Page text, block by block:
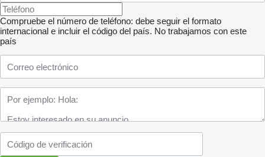
Compruebe el número de teléfono: debe seguir el formato
internacional e incluir el código del país. No trabajamos con este
país